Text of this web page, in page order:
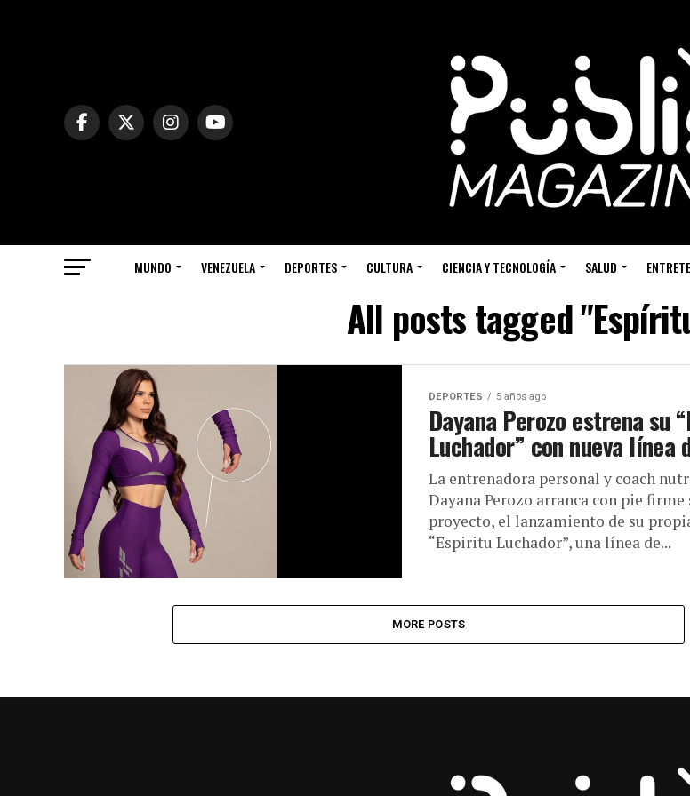
MUNDO VENEZUELA DEPORTES CULTURA CIENCIA Y TECNOLOGÍA SALUD
All posts tagged
DEPORTES 5 años ago
Dayana Perozo estrena su
Luchador” con nueva línea
La entrenadora personal y coach
Dayana Perozo arranca con pie firme
proyecto, el lanzamiento de su
“Espiritu Luchador”, una línea de...
MORE POSTS